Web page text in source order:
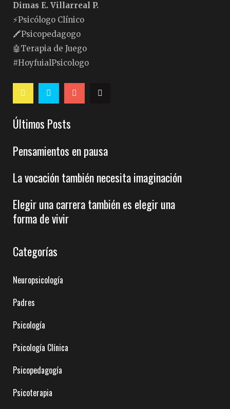
Dimas E. Villarreal P.
⚡️Psicólogo Clínico
🖍Psicopedagogo
🤖Terapia de Juego
#HoyfuialPsicologo
Últimos Posts
Pensamientos en pausa
La vocación también necesita imaginación
Elegir una carrera también es elegir una
forma de vivir
Categorías
Neuropsicología
Padres
Psicología
Psicología Clínica
Psicopedagogía
Psicoterapia